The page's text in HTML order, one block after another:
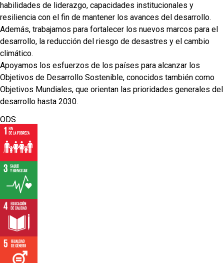
habilidades de liderazgo, capacidades institucionales y
resiliencia con el fin de mantener los avances del desarrollo.
Además, trabajamos para fortalecer los nuevos marcos para el
desarrollo, la reducción del riesgo de desastres y el cambio
climático.
Apoyamos los esfuerzos de los países para alcanzar los
Objetivos de Desarrollo Sostenible, conocidos también como
Objetivos Mundiales, que orientan las prioridades generales del
desarrollo hasta 2030.
ODS